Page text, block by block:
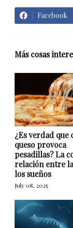
Facebook
Más cosas
¿Es verdad que
queso provoca
pesadillas? La
relación entre
los sueños
July 08, 2025